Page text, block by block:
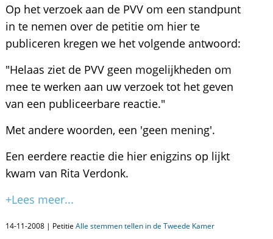
Op het verzoek aan de PVV om een standpunt
in te nemen over de petitie om hier te
publiceren kregen we het volgende antwoord:
"Helaas ziet de PVV geen mogelijkheden om
mee te werken aan uw verzoek tot het geven
van een publiceerbare reactie."
Met andere woorden, een 'geen mening'.
Een eerdere reactie die hier enigzins op lijkt
kwam van Rita Verdonk.
+Lees meer...
14-11-2008 | Petitie Alle stemmen tellen in de Tweede Kamer